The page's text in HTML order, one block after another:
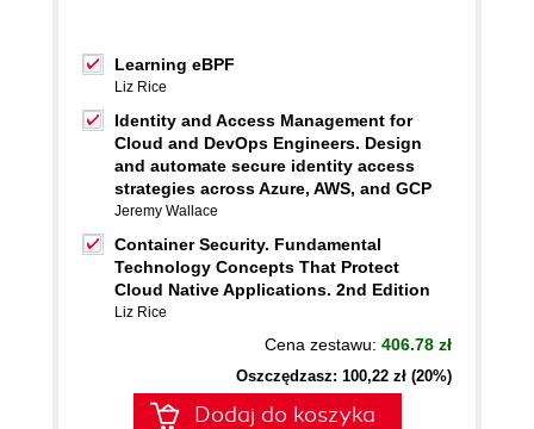
Learning eBPF
Liz Rice
Identity and Access Management for
Cloud and DevOps Engineers. Design
and automate secure identity access
strategies across Azure, AWS, and GCP
Jeremy Wallace
Container Security. Fundamental
Technology Concepts That Protect
Cloud Native Applications. 2nd Edition
Liz Rice
Cena zestawu: 406.78 zł
Oszczędzasz: 100,22 zł (20%)
Dodaj do koszyka